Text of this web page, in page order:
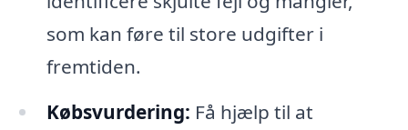
som kan føre til store udgifter i
fremtiden.
Købsvurdering: Få hjælp til at